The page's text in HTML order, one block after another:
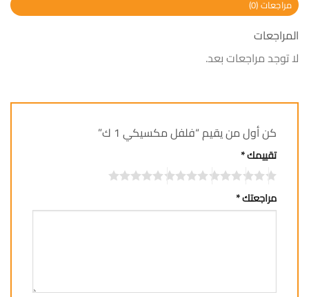
مراجعات (0)
المراجعات
لا توجد مراجعات بعد.
كن أول من يقيم “فلفل مكسيكي 1 ك”
تقييمك*
مراجعتك*